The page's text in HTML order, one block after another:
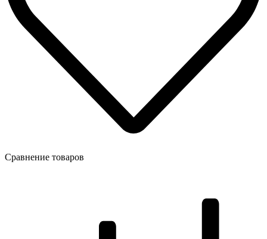
Сравнение товаров